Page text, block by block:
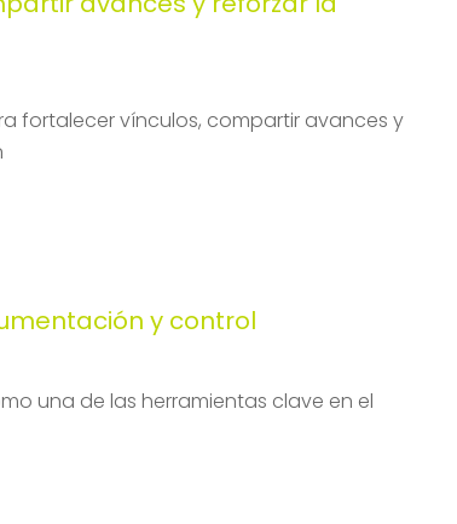
fortalecer vínculos, compartir avances y
y control
una de las herramientas clave en el